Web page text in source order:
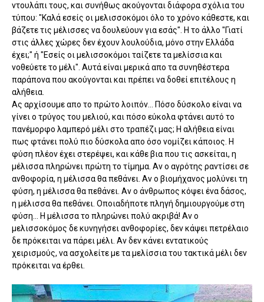
ντουλάπι τους, και συνήθως ακούγονται διάφορα σχόλια του
τύπου: "Καλά εσείς οι μελισσοκόμοι όλο το χρόνο κάθεστε, και
βάζετε τις μέλισσες να δουλεύουν για εσάς". Η το άλλο "Γιατί
στις άλλες χώρες δεν έχουν λουλούδια, μόνο στην Ελλάδα
έχει;" ή "Εσείς οι μελισσοκόμοι ταίζετε τα μελίσσια και
νοθεύετε το μέλι". Αυτά είναι μερικά απο τα συνηθέστερα
παράπονα που ακούγονται και πρέπει να δοθεί επιτέλους η
αλήθεια.
Ας αρχίσουμε απο το πρώτο λοιπόν... Πόσο δύσκολο είναι να
γίνει ο τρύγος του μελιού, και πόσο εύκολα φτάνει αυτό το
πανέμορφο λαμπερό μέλι στο τραπέζι μας; Η αλήθεια είναι
πως φτάνει πολύ πιο δύσκολα απο όσο νομίζει κάποιος. Η
φύση πλέον έχει στερέψει, και κάθε βια που τις ασκείται, η
μέλισσα πληρώνει πρώτη το τίμημα. Αν ο αγρότης ραντίσει σε
ανθοφορία, η μέλισσα θα πεθάνει. Αν ο βιομήχανος μολύνει τη
φύση, η μέλισσα θα πεθάνει. Αν ο άνθρωπος κόψει ένα δάσος,
η μέλισσα θα πεθάνει. Οποιαδήποτε πληγή δημιουργούμε στη
φύση... Η μέλισσα το πληρώνει πολύ ακριβά! Αν ο
μελισσοκόμος δε κυνηγήσει ανθοφορίες, δεν κάψει πετρέλαιο
δε πρόκειται να πάρει μέλι. Αν δεν κάνει εντατικούς
χειρισμούς, να ασχολείτε με τα μελίσσια του τακτικά μέλι δεν
πρόκειται να έρθει.